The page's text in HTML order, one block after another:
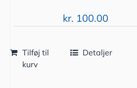
kr. 100.00
Tilføj til
kurv
Detaljer